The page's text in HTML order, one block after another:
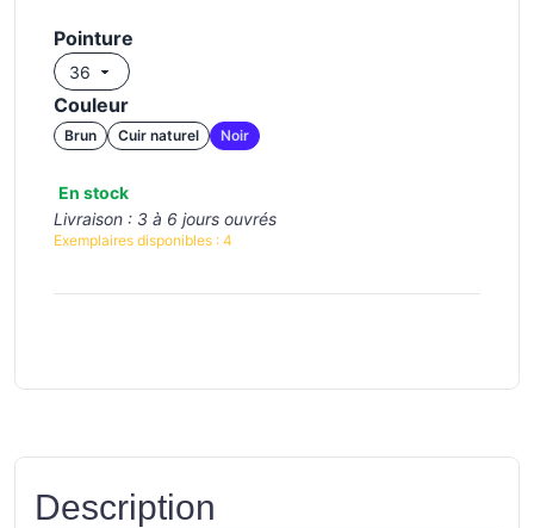
Pointure
Couleur
Brun Cuir naturel Noir
En stock
Livraison : 3 à 6 jours ouvrés
Exemplaires disponibles : 4
Description